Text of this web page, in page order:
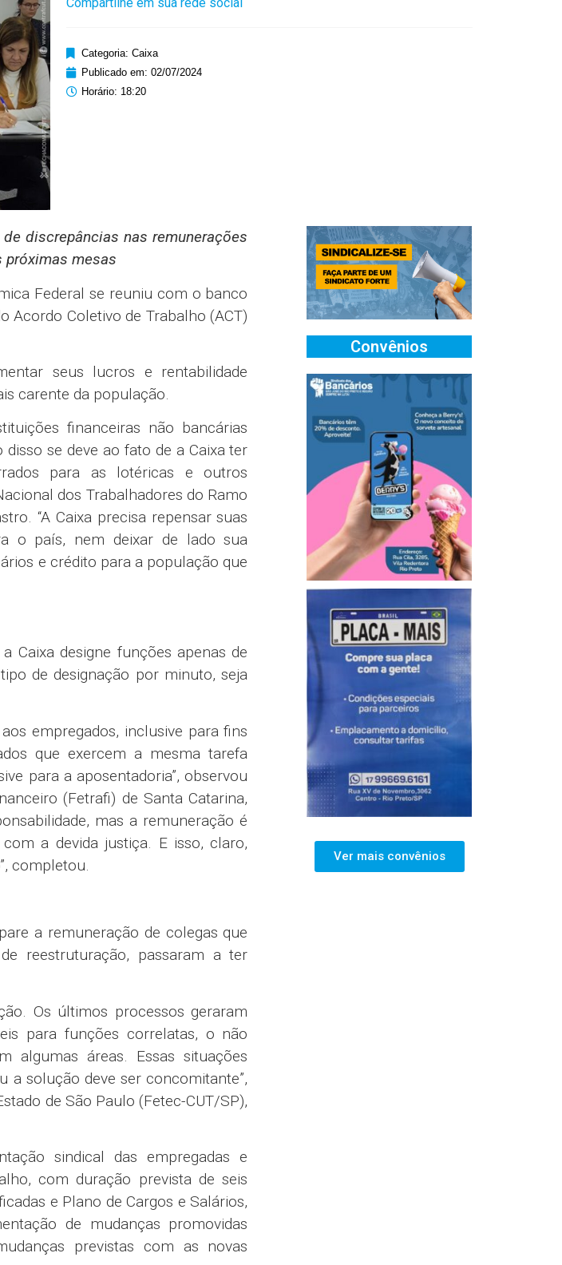
designe funções apenas de
de designação por minuto, seja
empregados, inclusive para fins
que exercem a mesma tarefa
para a aposentadoria”, observou
(Fetrafi) de Santa Catarina,
a devida justiça. E isso, claro,
completou.
a remuneração de colegas que
para funções correlatas, o não
algumas áreas. Essas situações
a solução deve ser concomitante”,
de São Paulo (Fetec-CUT/SP),
sindical das empregadas e
com duração prevista de seis
de mudanças promovidas
previstas com as novas
e empregados da Caixa tratam
um Grupo de Trabalho
dos processos seletivos
das funções, que constam nos
a ascensão na carreira não segue
da Fetrafi-NE, Chay Cândida.
do Ramo Financeiro do
de trabalho”.
parte de seu rendimento sem nem
para que a Caixa deixe de
arrumar uma maneira de diminuir
não tem, para que, em caso
de um levantamento realizado
(Dieese), com base nos
o banco possuía 101.484
Ver mais convênios